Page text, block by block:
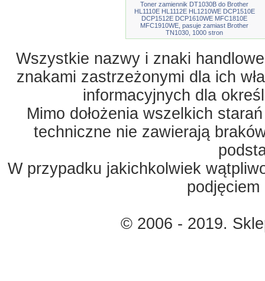
Toner zamiennik DT1030B do Brother
HL1110E HL1112E HL1210WE DCP1510E
DCP1512E DCP1610WE MFC1810E
MFC1910WE, pasuje zamiast Brother
TN1030, 1000 stron
Wszystkie nazwy i znaki
znakami zastrzeżonymi dla ich
informacyjnych dla
Mimo dołożenia wszelkich
techniczne nie zawierają
W przypadku jakichkolwiek
© 2006 - 2019.